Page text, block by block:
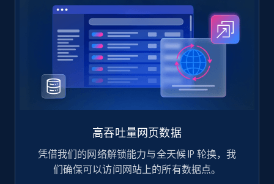
717+ 91+ 立即购买
高吞吐量网页数据
凭借我们的网络解锁能力与全天候 IP 轮换，我
们确保可以访问网站上的所有数据点。